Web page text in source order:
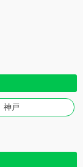
神戸